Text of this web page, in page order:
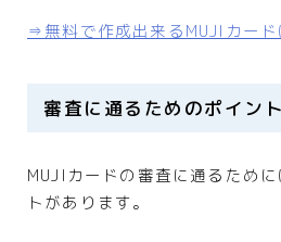
⇒無料で作成出来るMUJIカード
審査に通るためのポイン
MUJIカードの審査に通るため
トがあります。